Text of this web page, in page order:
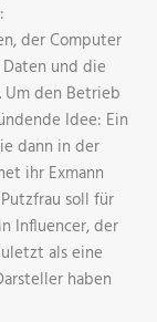
der Computer
und die
den Betrieb
Idee: Ein
dann in der
ihr Exmann
soll für
Influencer, der
als eine
haben